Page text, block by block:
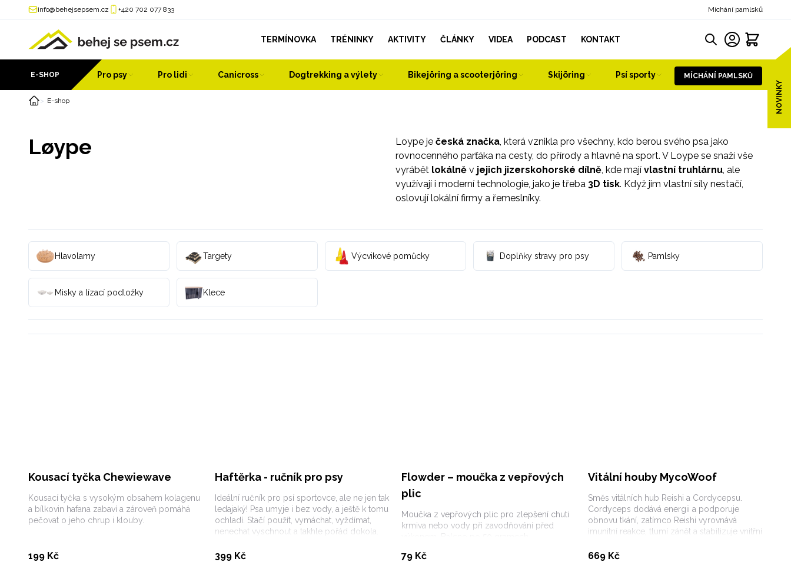
info@behejsepsem.cz +420 702 077 833 Míchání pamlsků
NOVINKY
TERMÍNOVKA TRÉNINKY AKTIVITY ČLÁNKY VIDEA PODCAST KONTAKT
E-SHOP Pro psy Pro lidi Canicross Dogtrekking a výlety Bikejöring a scooterjöring Skijöring Psí sporty MÍCHÁNÍ PAMLSKŮ
E-shop
Løype Loype je česká značka, která vznikla pro všechny, kdo berou svého psa jako
rovnocenného parťáka na cesty, do přírody a hlavně na sport. V Loype se snaží vše
vyrábět lokálně v jejich jizerskohorské dílně, kde mají vlastní truhlárnu, ale
využívají i moderní technologie, jako je třeba 3D tisk. Když jim vlastní síly nestačí,
oslovují lokální firmy a řemeslníky.
Hlavolamy Targety Výcvikové pomůcky Doplňky stravy pro psy Pamlsky
Misky a lízací podložky Klece
Kousací tyčka Chewiewave
Kousací tyčka s vysokým obsahem kolagenu
a bílkovin hafana zabaví a zároveň pomáhá
pečovat o jeho chrup i klouby.
199 Kč
Haftěrka - ručník pro psy
Ideální ručník pro psí sportovce, ale ne jen tak
ledajaký! Psa umyje i bez vody, a ještě k tomu
ochladí. Stačí použít, vymáchat, vyždímat,
nenechat vyschnout a takhle pořád dokola.
399 Kč
Flowder – moučka z vepřových
plic
Moučka z vepřových plic pro zlepšení chuti
krmiva nebo vody při zavodňování před
79 Kč
Vitální houby MycoWoof
Směs vitálních hub Reishi a Cordycepsu.
Cordyceps dodává energii a podporuje
obnovu tkání, zatímco Reishi vyrovnává
imunitní reakce, tlumí zánět a stabilizuje vnitřní
669 Kč